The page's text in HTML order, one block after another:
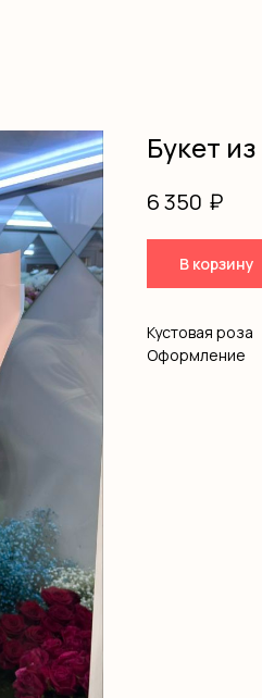
Букет
6 350 ₽
В корзину
Кустовая роза
Оформление